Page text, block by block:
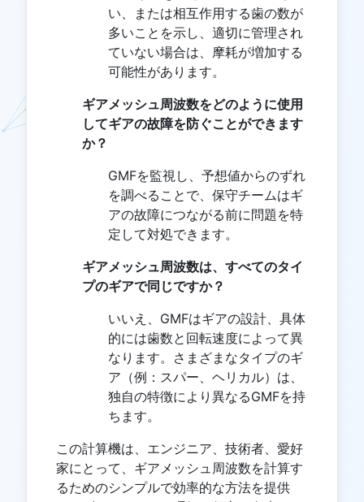
い、または相互作用する歯の数が
多いことを示し、適切に管理され
ていない場合は、摩耗が増加する
可能性があります。
ギアメッシュ周波数をどのように使用
してギアの故障を防ぐことができます
か？
GMFを監視し、予想値からのずれ
を調べることで、保守チームはギ
アの故障につながる前に問題を特
定して対処できます。
ギアメッシュ周波数は、すべてのタイ
プのギアで同じですか？
いいえ、GMFはギアの設計、具体
的には歯数と回転速度によって異
なります。さまざまなタイプのギ
ア（例：スパー、ヘリカル）は、
独自の特徴により異なるGMFを持
ちます。
この計算機は、エンジニア、技術者、愛好
家にとって、ギアメッシュ周波数を計算す
るためのシンプルで効率的な方法を提供